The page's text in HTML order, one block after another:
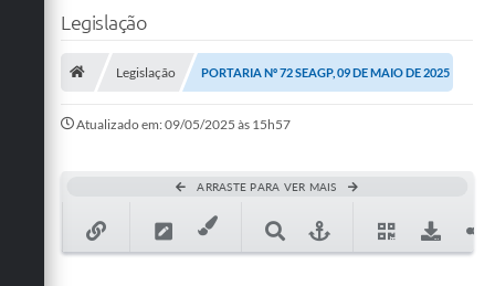
Mapa do Site
Legislação
Legislação PORTARIA Nº 72 SEAGP, 09 DE MAIO DE 2025
Atualizado em: 09/05/2025 às 15h57
ARRASTE PARA VER MAIS